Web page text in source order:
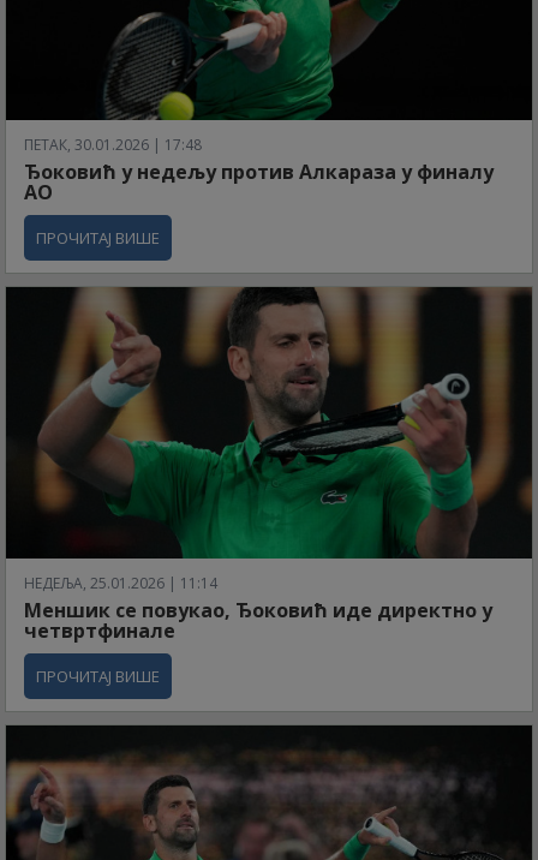
ПЕТАК, 30.01.2026 | 17:48
Ђоковић у недељу против Алкараза у финалу
АО
ПРОЧИТАЈ ВИШЕ
НЕДЕЉА, 25.01.2026 | 11:14
Меншик се повукао, Ђоковић иде директно у
четвртфинале
ПРОЧИТАЈ ВИШЕ